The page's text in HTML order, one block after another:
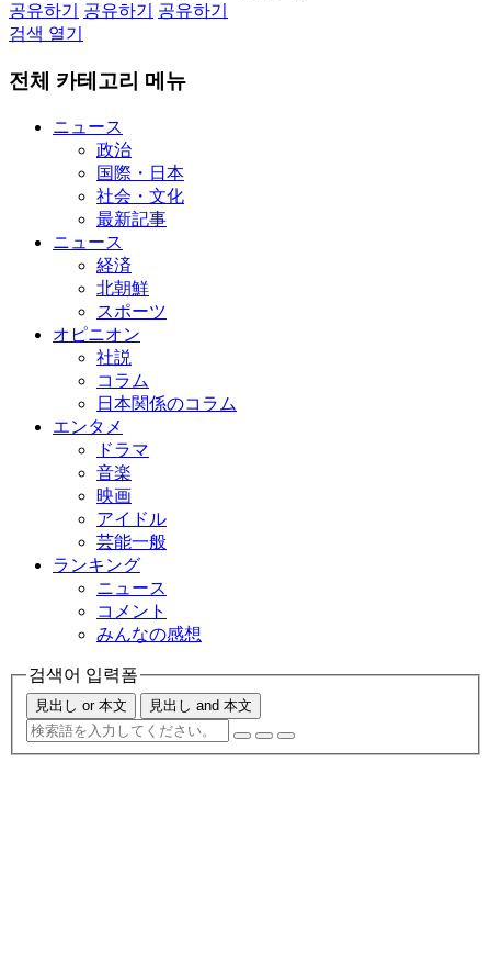
공유하기
공유하기
공유하기
검색 열기
전체 카테고리 메뉴
ニュース
政治
国際・日本
社会・文化
最新記事
ニュース
経済
北朝鮮
スポーツ
オピニオン
社説
コラム
日本関係のコラム
エンタメ
ドラマ
音楽
映画
アイドル
芸能一般
ランキング
ニュース
コメント
みんなの感想
검색어 입력폼
見出し or 本文 見出し and 本文